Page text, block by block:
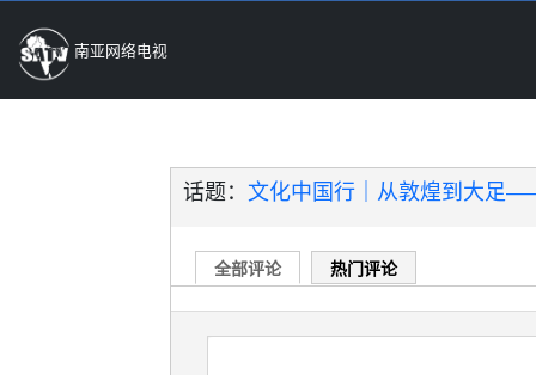
南亚网络电视
话题： 文化中国行｜从敦煌到大足
全部评论 热门评论